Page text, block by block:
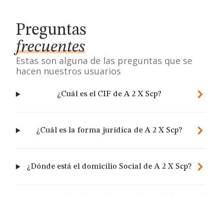
Preguntas
frecuentes
Estas son alguna de las preguntas que se
hacen nuestros usuarios
¿Cuál es el CIF de A 2 X Scp?
¿Cuál es la forma jurídica de A 2 X Scp?
¿Dónde está el domicilio Social de A 2 X Scp?